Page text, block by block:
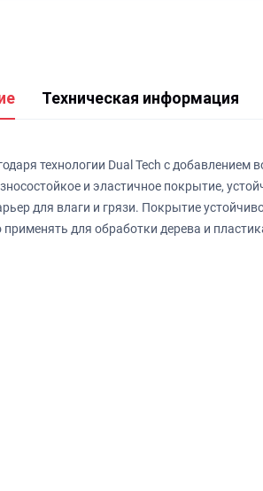
Техническая информация
технологии Dual Tech c добавлением
и эластичное покрытие,
для влаги и грязи. Покрытие
для обработки дерева и